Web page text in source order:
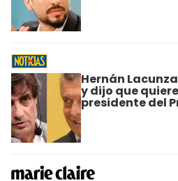
Hernán
y dijo que
presidente del